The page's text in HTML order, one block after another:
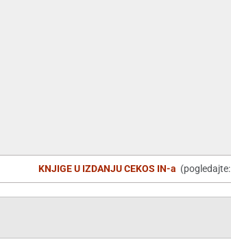
KNJIGE U IZDANJU CEKOS IN-a (pogledajte: